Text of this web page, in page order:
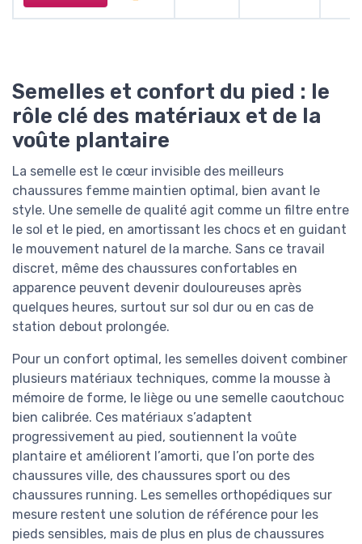
Semelles et confort du pied : le
rôle clé des matériaux et de la
voûte plantaire
La semelle est le cœur invisible des meilleurs
chaussures femme maintien optimal, bien avant le
style. Une semelle de qualité agit comme un filtre entre
le sol et le pied, en amortissant les chocs et en guidant
le mouvement naturel de la marche. Sans ce travail
discret, même des chaussures confortables en
apparence peuvent devenir douloureuses après
quelques heures, surtout sur sol dur ou en cas de
station debout prolongée.
Pour un confort optimal, les semelles doivent combiner
plusieurs matériaux techniques, comme la mousse à
mémoire de forme, le liège ou une semelle caoutchouc
bien calibrée. Ces matériaux s’adaptent
progressivement au pied, soutiennent la voûte
plantaire et améliorent l’amorti, que l’on porte des
chaussures ville, des chaussures sport ou des
chaussures running. Les semelles orthopédiques sur
mesure restent une solution de référence pour les
pieds sensibles, mais de plus en plus de chaussures